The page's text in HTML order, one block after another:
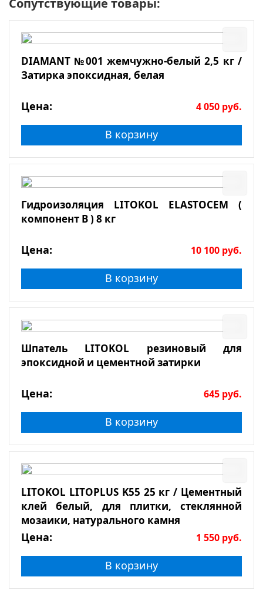
Сопутствующие товары:
DIAMANT №001 жемчужно-белый 2,5 кг /
Затирка эпоксидная, белая
Цена: 4 050 руб.
В корзину
Гидроизоляция LITOKOL ELASTOCEM (
компонент В ) 8 кг
Цена: 10 100 руб.
В корзину
Шпатель LITOKOL резиновый для
эпоксидной и цементной затирки
Цена: 645 руб.
В корзину
LITOKOL LITOPLUS K55 25 кг / Цементный
клей белый, для плитки, стеклянной
мозаики, натурального камня
Цена: 1 550 руб.
В корзину